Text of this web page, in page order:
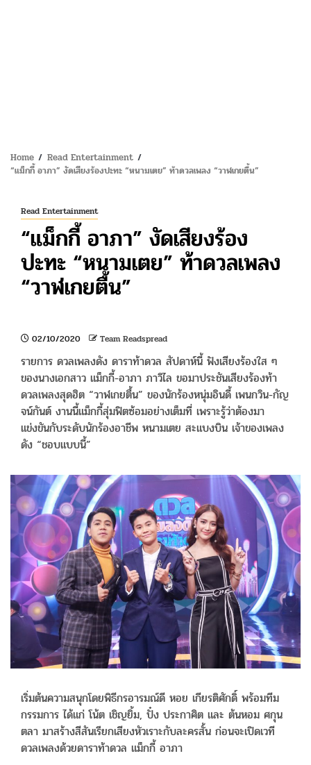
Home
Read Entertainment
“แม็กกี้ อาภา” งัดเสียงร้องปะทะ “หนามเตย” ท้าดวลเพลง “วาฬเกยตื้น”
Read Entertainment
“แม็กกี้ อาภา” งัดเสียงร้อง
ปะทะ “หนามเตย” ท้าดวลเพลง
“วาฬเกยตื้น”
02/10/2020 Team Readspread
รายการ ดวลเพลงดัง ดาราท้าดวล สัปดาห์นี้ ฟังเสียงร้องใส ๆ
ของนางเอกสาว แม็กกี้-อาภา ภาวิไล ขอมาประชันเสียงร้องท้า
ดวลเพลงสุดฮิต “วาฬเกยตื้น” ของนักร้องหนุ่มอินดี้ เพนกวิน-กัญ
จน์กันต์ งานนี้แม็กกี้สุ่มฟิตซ้อมอย่างเต็มที่ เพราะรู้ว่าต้องมา
แข่งขันกับระดับนักร้องอาชีพ หนามเตย สะแบงบิน เจ้าของเพลง
ดัง “ชอบแบบนี้”
เริ่มต้นความสนุกโดยพิธีกรอารมณ์ดี หอย เกียรติศักดิ์ พร้อมทีม
กรรมการ ได้แก่ โน้ต เชิญยิ้ม, ปั๋ง ประกาศิต และ ต้นหอม ศกุน
ตลา มาสร้างสีสันเรียกเสียงหัวเราะกับละครสั้น ก่อนจะเปิดเวที
ดวลเพลงด้วยดาราท้าดวล แม็กกี้ อาภา